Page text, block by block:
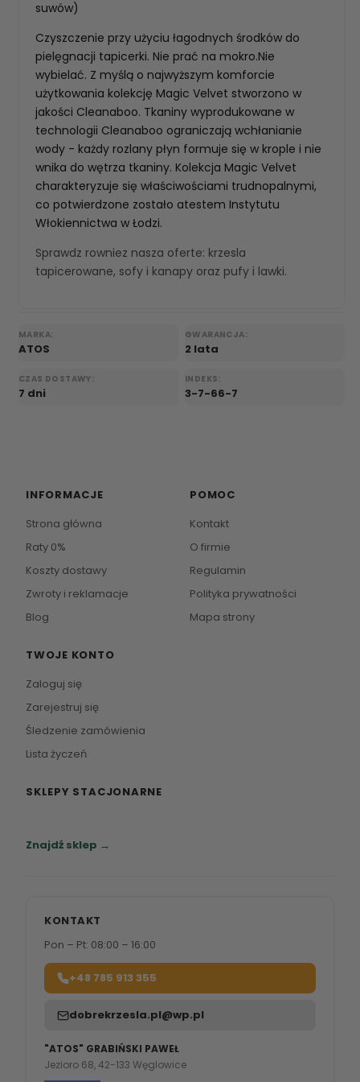
suwów)
Czyszczenie przy użyciu łagodnych środków do
pielęgnacji tapicerki. Nie prać na mokro.Nie
wybielać. Z myślą o najwyższym komforcie
użytkowania kolekcję Magic Velvet stworzono w
jakości Cleanaboo. Tkaniny wyprodukowane w
technologii Cleanaboo ograniczają wchłanianie
wody - każdy rozlany płyn formuje się w krople i nie
wnika do wętrza tkaniny. Kolekcja Magic Velvet
charakteryzuje się właściwościami trudnopalnymi,
co potwierdzone zostało atestem Instytutu
Włokiennictwa w Łodzi.
Sprawdz rowniez nasza oferte: krzesla
tapicerowane, sofy i kanapy oraz pufy i lawki.
MARKA:
ATOS
GWARANCJA:
2 lata
CZAS DOSTAWY:
7 dni
INDEKS:
3-7-66-7
INFORMACJE
Strona główna
Raty 0%
Koszty dostawy
Zwroty i reklamacje
Blog
POMOC
Kontakt
O firmie
Regulamin
Polityka prywatności
Mapa strony
TWOJE KONTO
Zaloguj się
Zarejestruj się
Śledzenie zamówienia
Lista życzeń
SKLEPY STACJONARNE
Znajdź sklep →
KONTAKT
Pon – Pt: 08:00 – 16:00
+48 785 913 355
dobrekrzesla.pl@wp.pl
"ATOS" GRABIŃSKI PAWEŁ
Jezioro 68, 42-133 Węglowice